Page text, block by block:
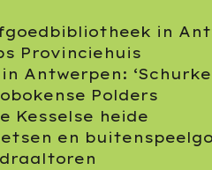
in
Provinciehuis
Antwerpen:
Polders
Kesselse heide
en